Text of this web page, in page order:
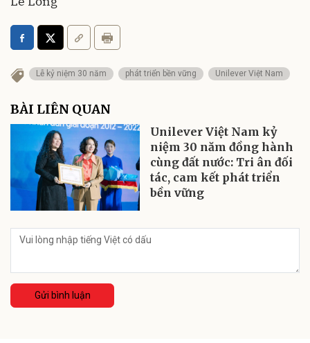
Lễ kỷ niệm 30 năm phát triển bền vững Unilever Việt Nam
BÀI LIÊN QUAN
Unilever Việt Nam kỷ
niệm 30 năm đồng hành
cùng đất nước: Tri ân đối
tác, cam kết phát triển
bền vững
Gửi bình luận